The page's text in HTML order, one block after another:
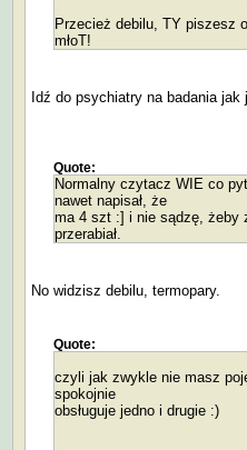
Przecież debilu, TY piszesz
młoT!
Idź do psychiatry na badania
Quote:
Normalny czytacz WIE co
nawet napisał, że
ma 4 szt :] i nie sądzę, żeby
przerabiał.
No widzisz debilu, termopary.
Quote:
czyli jak zwykle nie masz
spokojnie
obsługuje jedno i drugie :)